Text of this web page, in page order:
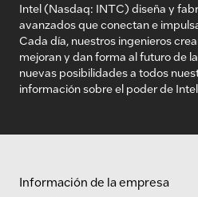
Intel (Nasdaq: INTC) diseña y
avanzados que conectan e
Cada día, nuestros ingenieros
mejoran y dan forma al futuro de
nuevas posibilidades a todos
información sobre el poder de
Información de la empresa